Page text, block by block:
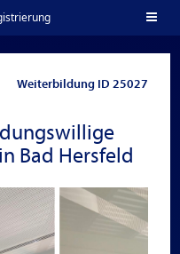
Weiterbildung ID 25027
Bad Hersfeld